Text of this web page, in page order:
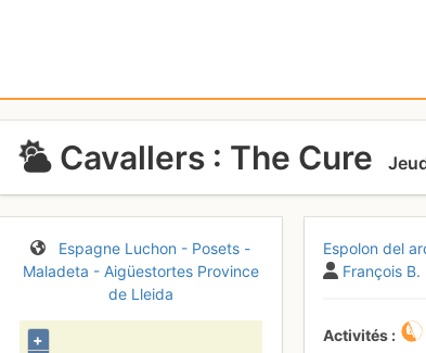
Cavallers : The Cure
Espagne Luchon - Posets -
Maladeta - Aigüestortes Province
de Lleida
+
Espolon del
François B.
Activités